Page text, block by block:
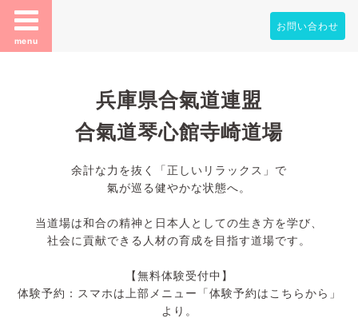
menu
お問い合わせ
兵庫県合氣道連盟
合氣道琴心館寺崎道場
余計な力を抜く「正しいリラックス」で
氣が巡る健やかな状態へ。
当道場は和合の精神と日本人としての生き方を学び、
社会に貢献できる人材の育成を目指す道場です。
【無料体験受付中】
体験予約：スマホは上部メニュー「体験予約はこちらから」
より。